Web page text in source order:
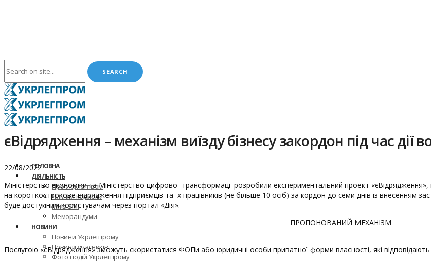
ГОЛОВНА
ДІЯЛЬНІСТЬ
Про Укрлегпром
Чим ми корисні?
Ми в ЗМІ
Меморандуми
НОВИНИ
Новини Укрлегпрому
Новини учасників
Фото подій Укрлегпрому
єВідрядження – механізм виїзду бізнесу закордон під час дії
22/08/2022
Міністерство економіки та Міністерство цифрової трансформації розробили експериментальний проект
на короткострокове відрядження підприємців та їх працівників (не більше 10 осіб) за кордон до семи днів із внесенням
буде доступним користувачам через портал «Дія».
ПРОПОНОВАНИЙ МЕХАНІЗМ
Послугою «єВідрядження» зможуть скористатися ФОПи або юридичні особи приватної форми власності, які